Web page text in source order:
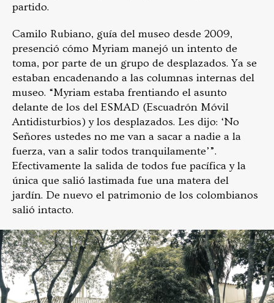
partido.
Camilo Rubiano, guía del museo desde 2009,
presenció cómo Myriam manejó un intento de
toma, por parte de un grupo de desplazados. Ya se
estaban encadenando a las columnas internas del
museo. “Myriam estaba frentiando el asunto
delante de los del ESMAD (Escuadrón Móvil
Antidisturbios) y los desplazados. Les dijo: ‘No
Señores ustedes no me van a sacar a nadie a la
fuerza, van a salir todos tranquilamente’”.
Efectivamente la salida de todos fue pacífica y la
única que salió lastimada fue una matera del
jardín. De nuevo el patrimonio de los colombianos
salió intacto.